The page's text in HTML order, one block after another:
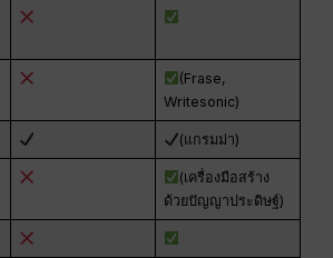
(Frase,
Writesonic)
(แกรมม่า)
(เครื่องมือสร้าง
ด้วยปัญญาประดิษฐ์)